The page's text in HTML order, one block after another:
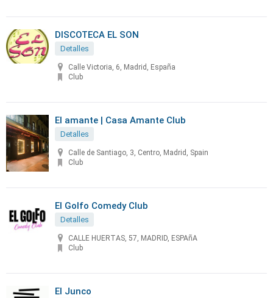
DISCOTECA EL SON
Detalles
Calle Victoria, 6, Madrid, España
Club
El amante | Casa Amante Club
Detalles
Calle de Santiago, 3, Centro, Madrid, Spain
Club
El Golfo Comedy Club
Detalles
CALLE HUERTAS, 57, MADRID, ESPAñA
Club
El Junco